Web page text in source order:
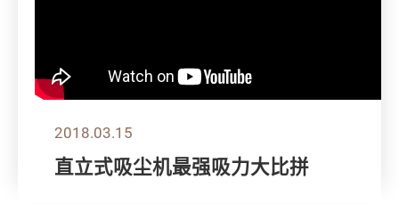
2018.03.15
直立式吸尘机最强吸力大比拼